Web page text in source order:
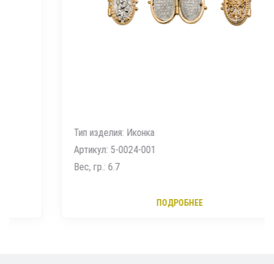
Тип изделия: Иконка
Артикул: 5-0024-001
Вес, гр.: 6.7
ПОДРОБНЕЕ